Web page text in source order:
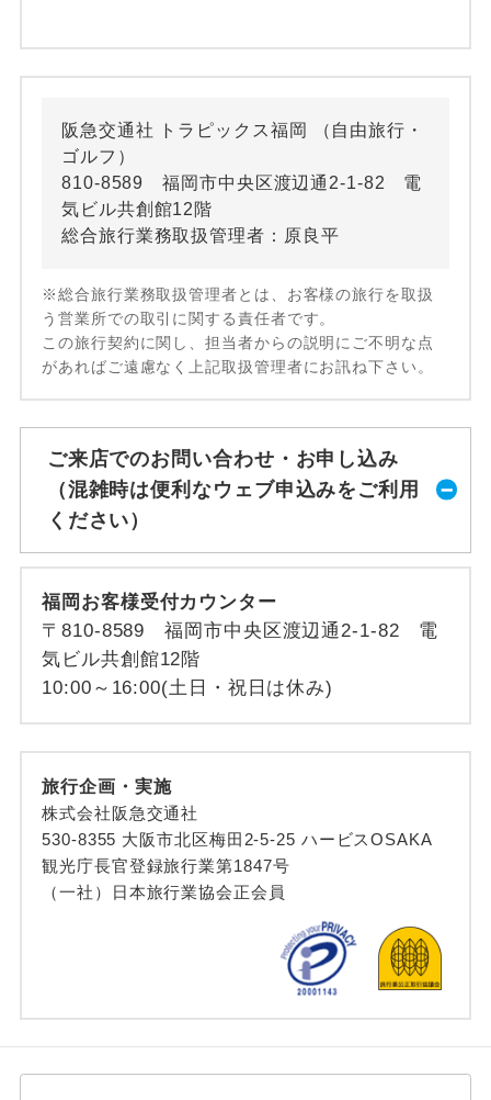
阪急交通社 トラピックス福岡 （自由旅行・
ゴルフ）
810-8589 福岡市中央区渡辺通2-1-82 電
気ビル共創館12階
総合旅行業務取扱管理者：原良平
※総合旅行業務取扱管理者とは、お客様の旅行を取扱
う営業所での取引に関する責任者です。
この旅行契約に関し、担当者からの説明にご不明な点
があればご遠慮なく上記取扱管理者にお訊ね下さい。
ご来店でのお問い合わせ・お申し込み
（混雑時は便利なウェブ申込みをご利用
ください）
福岡お客様受付カウンター
〒810-8589 福岡市中央区渡辺通2-1-82 電
気ビル共創館12階
10:00～16:00(土日・祝日は休み)
旅行企画・実施
株式会社阪急交通社
530-8355 大阪市北区梅田2-5-25 ハービスOSAKA
観光庁長官登録旅行業第1847号
（一社）日本旅行業協会正会員